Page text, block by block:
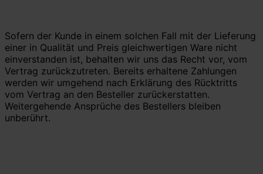
Sofern der Kunde in einem solchen Fall mit der Lieferung
einer in Qualität und Preis gleichwertigen Ware nicht
einverstanden ist, behalten wir uns das Recht vor, vom
Vertrag zurückzutreten. Bereits erhaltene Zahlungen
werden wir umgehend nach Erklärung des Rücktritts
vom Vertrag an den Besteller zurückerstatten.
Weitergehende Ansprüche des Bestellers bleiben
unberührt.